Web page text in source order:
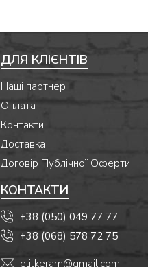
ДЛЯ КЛІЄНТІВ
Наші партнер
Оплата
Контакти
Доставка
Договір Публічної Оферти
КОНТАКТИ
+38 (050) 049 77 77
+38 (068) 578 72 75
elitkeram@gmail.com